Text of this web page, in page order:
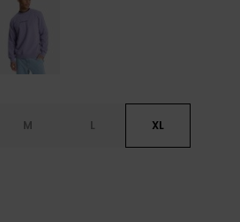
M L XL